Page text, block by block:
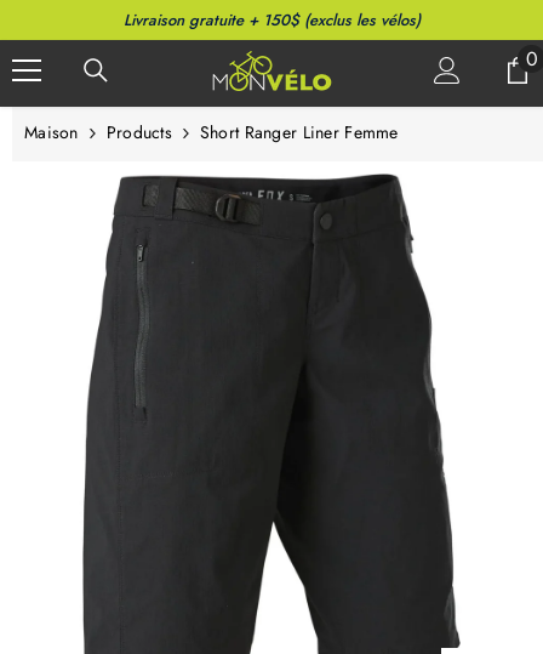
Livraison gratuite + 150$ (exclus les vélos)
0
0
Maison Products Short Ranger Liner Femme